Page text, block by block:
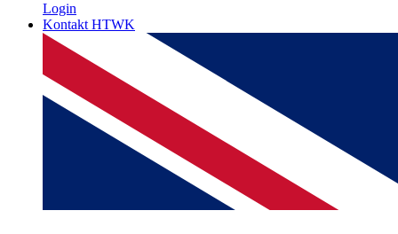
Login
Kontakt HTWK